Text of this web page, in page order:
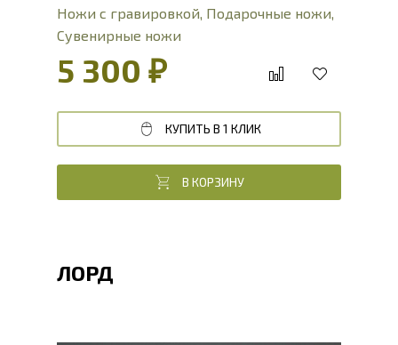
Ножи с гравировкой, Подарочные ножи,
Сувенирные ножи
5 300 ₽
КУПИТЬ В 1 КЛИК
В КОРЗИНУ
ЛОРД